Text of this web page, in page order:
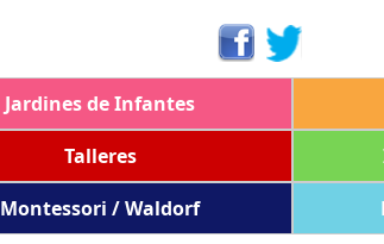
Jardines de Infantes
Talleres
Montessori / Waldorf